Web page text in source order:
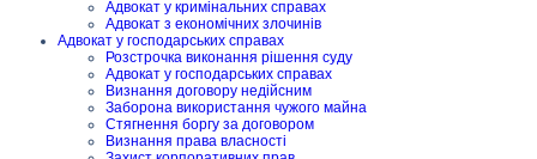
Адвокат у кримінальних справах
Адвокат з економічних злочинів
Адвокат у господарських справах
Розстрочка виконання рішення суду
Адвокат у господарських справах
Визнання договору недійсним
Заборона використання чужого майна
Стягнення боргу за договором
Визнання права власності